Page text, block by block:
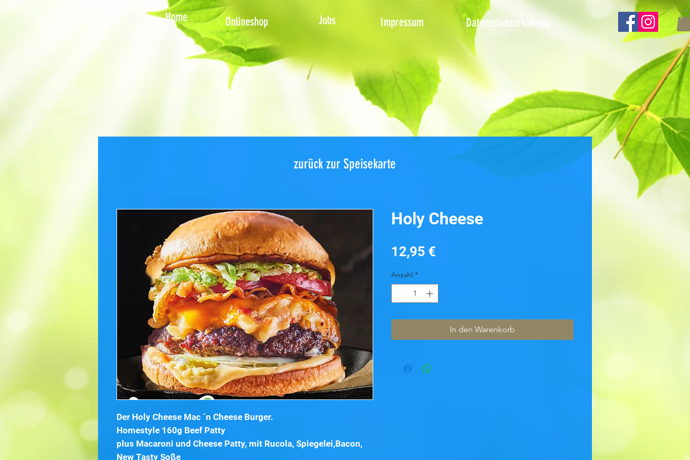
Home Onlineshop Jobs Impressum Datenschutzerklärung
Der Holy Cheese Mac ´n Cheese Burger.
Homestyle 160g Beef Patty
plus Macaroni und Cheese Patty, mit Rucola, Spiegelei,Bacon,
New Tasty Soße
Holy Cheese
12,95 €
Anzahl *
In den Warenkorb
zurück zur Speisekarte